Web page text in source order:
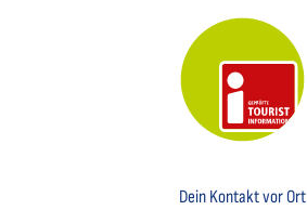
Dein Kontakt vor Ort